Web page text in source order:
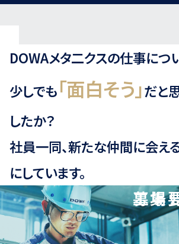
DOWAメタ二クスの仕事につ
少しでも「面白そう」だと
したか？
社員一同、新たな仲間に会え
にしています。
募集
工場